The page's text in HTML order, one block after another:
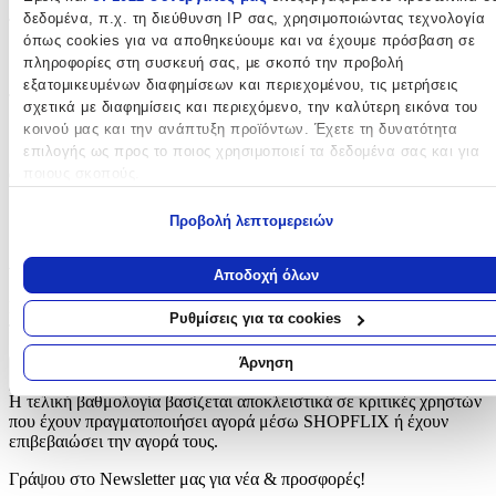
δεδομένα, π.χ. τη διεύθυνση IP σας, χρησιμοποιώντας τεχνολογία
όπως cookies για να αποθηκεύουμε και να έχουμε πρόσβαση σε
πληροφορίες στη συσκευή σας, με σκοπό την προβολή
εξατομικευμένων διαφημίσεων και περιεχομένου, τις μετρήσεις
σχετικά με διαφημίσεις και περιεχόμενο, την καλύτερη εικόνα του
κοινού μας και την ανάπτυξη προϊόντων. Έχετε τη δυνατότητα
επιλογής ως προς το ποιος χρησιμοποιεί τα δεδομένα σας και για
Εάν μας επιτρέπετε, θα θέλαμε επίσης:
τοποθεσία, οι οποίες μπορεί να είναι ακριβείς σε απόσταση
Να αναγνωρίσουμε τη συσκευή σας σαρώνοντας ενεργά για
συγκεκριμένα χαρακτηριστικά (δακτυλικό αποτύπωμα)
Μάθετε περισσότερα σχετικά με τον τρόπο επεξεργασίας των
προσωπικών σας δεδομένων και καθορίστε τις προτιμήσεις σας
ενότητα “Λεπτομέρειες”. Μπορείτε να αλλάξετε ή να
τη συγκατάθεσή σας ανά πάσα στιγμή από τη Δήλωση Cookies.
Χρησιμοποιούμε cookies ώστε η τοποθεσία μας να λειτουργεί
να εξατομικεύουμε περιεχόμενο και διαφημίσεις, να παρέχουμε
Προβολή λεπτομερειών
Αποδοχή όλων
Ρυθμίσεις για τα cookies
Άρνηση
Τύπος:
Πλάτης
Τάξη:
Δημοτικού
Αξιολογήσεις
Προς το παρόν δεν υπάρχουν άλλες αξιολογήσεις. Όταν
προστεθούν, θα εμφανιστούν εδώ.
Πώς υπολογίζεται η βαθμολογία
Η τελική βαθμολογία βασίζεται αποκλειστικά σε κριτικές χρηστών
που έχουν πραγματοποιήσει αγορά μέσω SHOPFLIX ή έχουν
επιβεβαιώσει την αγορά τους.
Γράψου στο Νewsletter μας για νέα & προσφορές!